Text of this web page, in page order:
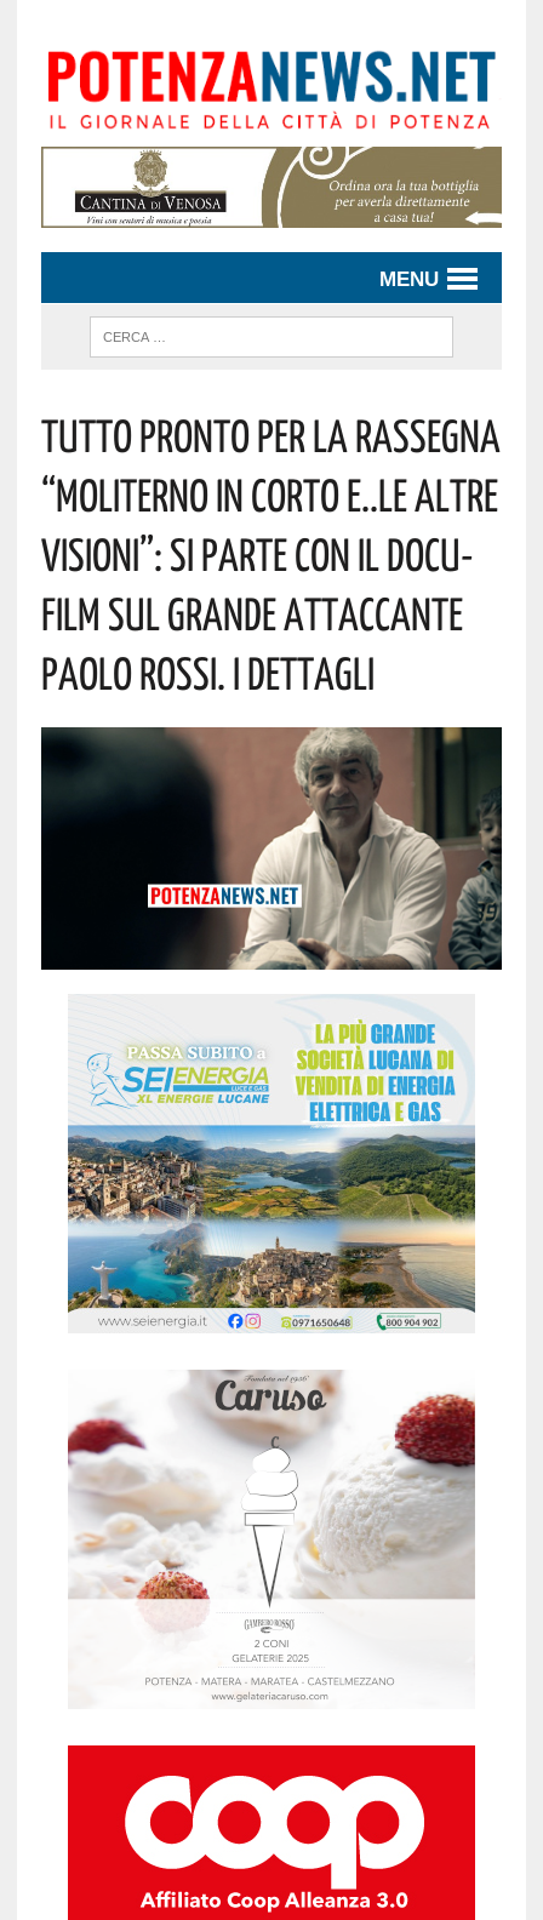
MENU
Tutto Pronto Per La Rassegna
“Moliterno In Corto E..Le Altre
Visioni”: Si Parte Con Il Docu-
Film Sul Grande Attaccante
Paolo Rossi. I Dettagli